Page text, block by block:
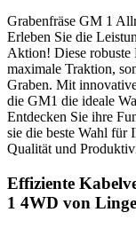
Grabenfräse GM 1
Erleben Sie die
Aktion! Diese robuste
maximale Traktion,
Graben. Mit
die GM1 die ideale
Entdecken Sie ihre
sie die beste Wahl für
Qualität und
Effiziente
1 4WD von